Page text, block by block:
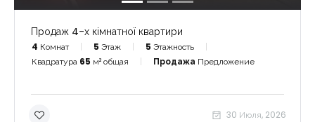
Продаж 4-х кімнатної квартири
4 Комнат 5 Этаж 5 Этажность
Квадратура 65 м² общая Продажа Предложение
30 Июля, 2026